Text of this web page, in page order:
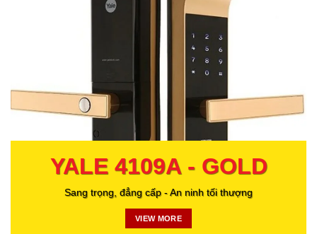
YALE 4109A - GOLD
Sang trọng, đẳng cấp - An ninh tối thượng
VIEW MORE